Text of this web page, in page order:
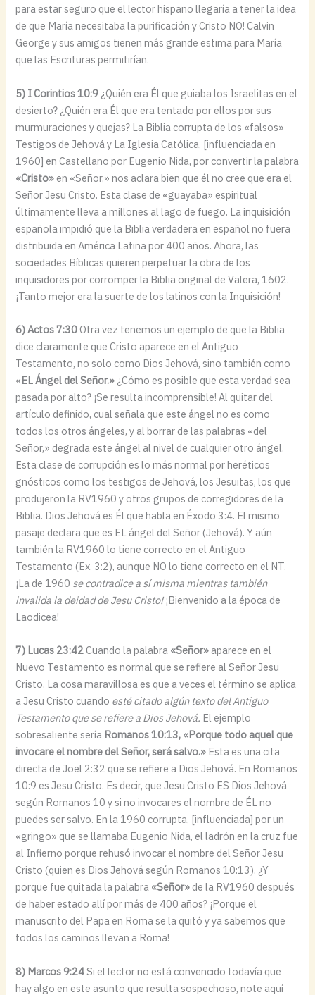
para estar seguro que el lector hispano llegaría a tener la idea
de que María necesitaba la purificación y Cristo NO! Calvin
George y sus amigos tienen más grande estima para María
que las Escrituras permitirían.
5) I Corintios 10:9 ¿Quién era Él que guiaba los Israelitas en el
desierto? ¿Quién era Él que era tentado por ellos por sus
murmuraciones y quejas? La Biblia corrupta de los «falsos»
Testigos de Jehová y La Iglesia Católica, [influenciada en
1960] en Castellano por Eugenio Nida, por convertir la palabra
«Cristo» en «Señor,» nos aclara bien que él no cree que era el
Señor Jesu Cristo. Esta clase de «guayaba» espiritual
últimamente lleva a millones al lago de fuego. La inquisición
española impidió que la Biblia verdadera en español no fuera
distribuida en América Latina por 400 años. Ahora, las
sociedades Bíblicas quieren perpetuar la obra de los
inquisidores por corromper la Biblia original de Valera, 1602.
¡Tanto mejor era la suerte de los latinos con la Inquisición!
6) Actos 7:30Otra vez tenemos un ejemplo de que la Biblia
dice claramente que Cristo aparece en el Antiguo
Testamento, no solo como Dios Jehová, sino también como
«EL Ángel del Señor.» ¿Cómo es posible que esta verdad sea
pasada por alto? ¡Se resulta incomprensible! Al quitar del
artículo definido, cual señala que este ángel no es como
todos los otros ángeles, y al borrar de las palabras «del
Señor,» degrada este ángel al nivel de cualquier otro ángel.
Esta clase de corrupción es lo más normal por heréticos
gnósticos como los testigos de Jehová, los Jesuitas, los que
produjeron la RV1960 y otros grupos de corregidores de la
Biblia. Dios Jehová es Él que habla en Éxodo 3:4. El mismo
pasaje declara que es EL ángel del Señor (Jehová). Y aún
también la RV1960 lo tiene correcto en el Antiguo
Testamento (Ex. 3:2), aunque NO lo tiene correcto en el NT.
¡La de 1960 se contradice a sí misma mientras también
invalida la deidad de Jesu Cristo!¡Bienvenido a la época de
Laodicea!
7) Lucas 23:42Cuando la palabra «Señor» aparece en el
Nuevo Testamento es normal que se refiere al Señor Jesu
Cristo. La cosa maravillosa es que a veces el término se aplica
a Jesu Cristo cuando esté citado algún texto del Antiguo
Testamento que se refiere a Dios Jehová. El ejemplo
sobresaliente sería Romanos 10:13, «Porque todo aquel que
invocare el nombre del Señor, será salvo.» Esta es una cita
directa de Joel 2:32 que se refiere a Dios Jehová. En Romanos
10:9 es Jesu Cristo. Es decir, que Jesu Cristo ES Dios Jehová
según Romanos 10 y si no invocares el nombre de ÉL no
puedes ser salvo. En la 1960 corrupta, [influenciada] por un
«gringo» que se llamaba Eugenio Nida, el ladrón en la cruz fue
al Infierno porque rehusó invocar el nombre del Señor Jesu
Cristo (quien es Dios Jehová según Romanos 10:13). ¿Y
porque fue quitada la palabra «Señor» de la RV1960 después
de haber estado allí por más de 400 años? ¡Porque el
manuscrito del Papa en Roma se la quitó y ya sabemos que
todos los caminos llevan a Roma!
8) Marcos 9:24Si el lector no está convencido todavía que
hay algo en este asunto que resulta sospechoso, note aquí